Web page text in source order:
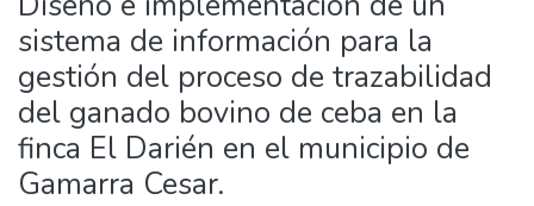
sistema de información para la
gestión del proceso de trazabilidad
del ganado bovino de ceba en la
finca El Darién en el municipio de
Gamarra Cesar.